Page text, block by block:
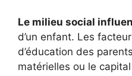
Le milieu social
d’un enfant. Les
d’éducation des
matérielles ou le